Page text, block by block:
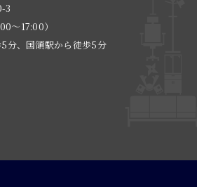
3
〜17:00）
、国領駅から徒歩5分